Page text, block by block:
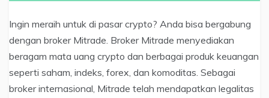
Ingin meraih untuk di pasar crypto? Anda bisa bergabung
dengan broker Mitrade. Broker Mitrade menyediakan
beragam mata uang crypto dan berbagai produk keuangan
seperti saham, indeks, forex, dan komoditas. Sebagai
broker internasional, Mitrade telah mendapatkan legalitas